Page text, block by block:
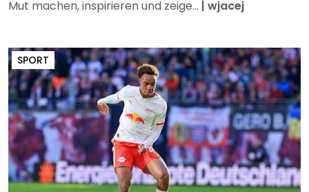
Mut machen, inspirieren und zeige... | wjacej
SPORT